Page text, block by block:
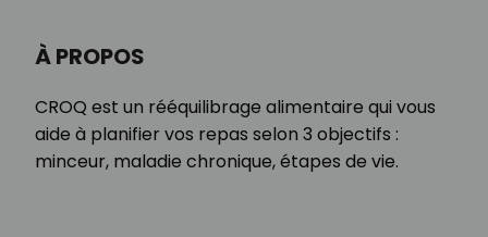
À PROPOS
CROQ est un rééquilibrage alimentaire qui vous
aide à planifier vos repas selon 3 objectifs :
minceur, maladie chronique, étapes de vie.